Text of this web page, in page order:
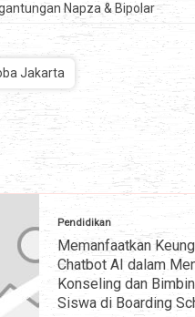
Napza & Bipolar
Jakarta
Pendidikan
Memanfaatkan
Chatbot AI dalam
Konseling dan
Siswa di Boarding